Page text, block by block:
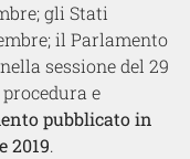
gli Stati
il Parlamento
sessione del 29
e
pubblicato in
2019.